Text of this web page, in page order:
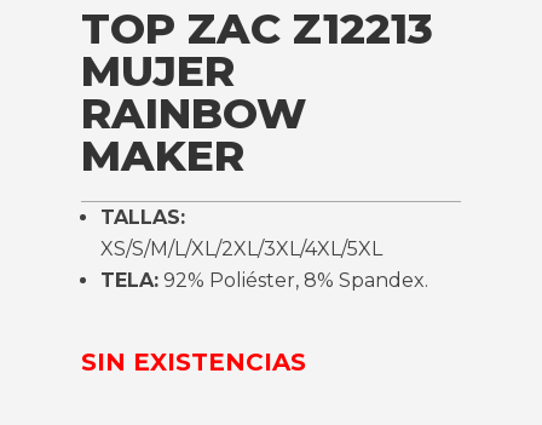
TOP ZAC Z12213
MUJER
RAINBOW
MAKER
TALLAS:
XS/S/M/L/XL/2XL/3XL/4XL/5XL
TELA: 92% Poliéster, 8% Spandex.
SIN EXISTENCIAS